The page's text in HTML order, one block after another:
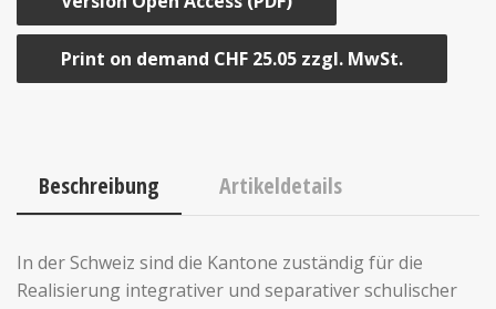
Print on demand CHF 25.05 zzgl. MwSt.
Beschreibung Artikeldetails
In der Schweiz sind die Kantone zuständig für die
Realisierung integrativer und separativer schulischer